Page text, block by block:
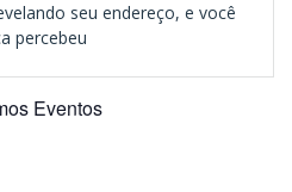
seu endereço, e você
percebeu
Eventos